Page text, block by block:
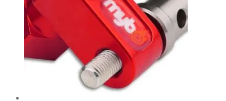
på
varesiden